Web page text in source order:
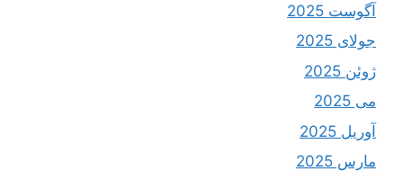
آگوست 2025
جولای 2025
ژوئن 2025
می 2025
آوریل 2025
مارس 2025